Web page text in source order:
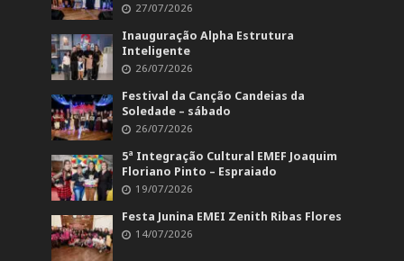
27/07/2026
Inauguração Alpha Estrutura
Inteligente
26/07/2026
Festival da Canção Candeias da
Soledade – sábado
26/07/2026
5ª Integração Cultural EMEF Joaquim
Floriano Pinto – Espraiado
19/07/2026
Festa Junina EMEI Zenith Ribas Flores
14/07/2026